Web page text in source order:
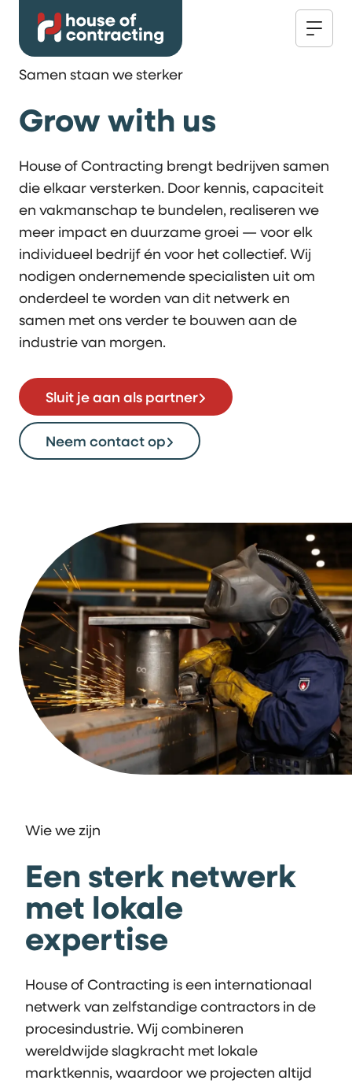
Samen staan we sterker
Grow with us
House of Contracting brengt bedrijven samen
die elkaar versterken. Door kennis, capaciteit
en vakmanschap te bundelen, realiseren we
meer impact en duurzame groei — voor elk
individueel bedrijf én voor het collectief. Wij
nodigen ondernemende specialisten uit om
onderdeel te worden van dit netwerk en
samen met ons verder te bouwen aan de
industrie van morgen.
Sluit je aan als partner
Neem contact op
Wie we zijn
Een sterk netwerk
met lokale
expertise
House of Contracting is een internationaal
netwerk van zelfstandige contractors in de
procesindustrie. Wij combineren
wereldwijde slagkracht met lokale
marktkennis, waardoor we projecten altijd